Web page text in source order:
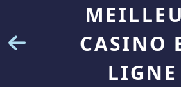
CASINO
LIGNE